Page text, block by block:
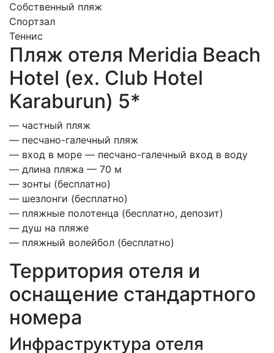
Собственный пляж
Спортзал
Теннис
Пляж отеля Meridia Beach
Hotel (ex. Club Hotel
Karaburun) 5*
— частный пляж
— песчано-галечный пляж
— вход в море — песчано-галечный вход в воду
— длина пляжа — 70 м
— зонты (бесплатно)
— шезлонги (бесплатно)
— пляжные полотенца (бесплатно, депозит)
— душ на пляже
— пляжный волейбол (бесплатно)
Территория отеля и
оснащение стандартного
номера
Инфраструктура отеля